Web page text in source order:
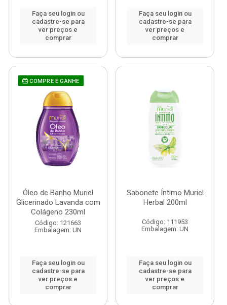
Faça seu login ou
cadastre-se para
ver preços e
comprar
Faça seu login ou
cadastre-se para
ver preços e
comprar
COMPRE E GANHE
Óleo de Banho Muriel
Glicerinado Lavanda com
Colágeno 230ml
Código: 121663
Embalagem: UN
Faça seu login ou
cadastre-se para
ver preços e
comprar
Sabonete Íntimo Muriel
Herbal 200ml
Código: 111953
Embalagem: UN
Faça seu login ou
cadastre-se para
ver preços e
comprar